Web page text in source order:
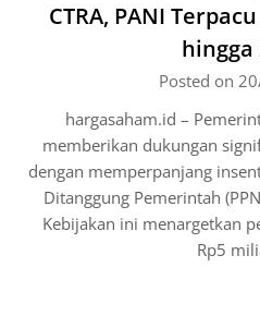
CTRA, PANI
hingga
Posted on
hargasaham.id –
memberikan dukungan
dengan memperpanjang
Ditanggung Pemerintah
Kebijakan ini menargetkan
Rp5